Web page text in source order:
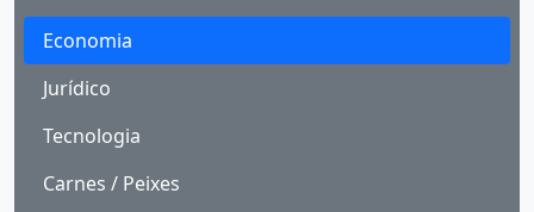
Economia
Jurídico
Tecnologia
Carnes / Peixes